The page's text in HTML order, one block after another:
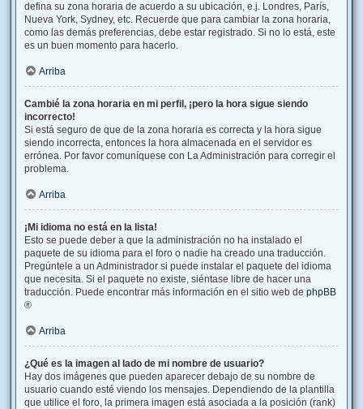
defina su zona horaria de acuerdo a su ubicación, e.j. Londres, París,
Nueva York, Sydney, etc. Recuerde que para cambiar la zona horaria,
como las demás preferencias, debe estar registrado. Si no lo está, este
es un buen momento para hacerlo.
Arriba
Cambié la zona horaria en mi perfil, ¡pero la hora sigue siendo
incorrecto!
Si está seguro de que de la zona horaria es correcta y la hora sigue
siendo incorrecta, entonces la hora almacenada en el servidor es
errónea. Por favor comuníquese con La Administración para corregir el
problema.
Arriba
¡Mi idioma no está en la lista!
Esto se puede deber a que la administración no ha instalado el
paquete de su idioma para el foro o nadie ha creado una traducción.
Pregúntele a un Administrador si puede instalar el paquete del idioma
que necesita. Si el paquete no existe, siéntase libre de hacer una
traducción. Puede encontrar más información en el sitio web de phpBB
®
Arriba
¿Qué es la imagen al lado de mi nombre de usuario?
Hay dos imágenes que pueden aparecer debajo de su nombre de
usuario cuando esté viendo los mensajes. Dependiendo de la plantilla
que utilice el foro, la primera imagen está asociada a la posición (rank)